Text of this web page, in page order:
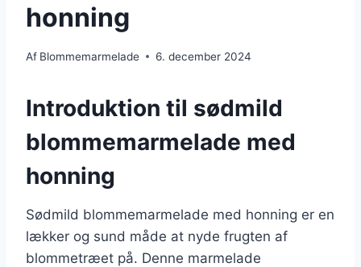
honning
Af Blommemarmelade 6. december 2024
Introduktion til sødmild
blommemarmelade med
honning
Sødmild blommemarmelade med honning er en
lækker og sund måde at nyde frugten af
blommetræet på. Denne marmelade